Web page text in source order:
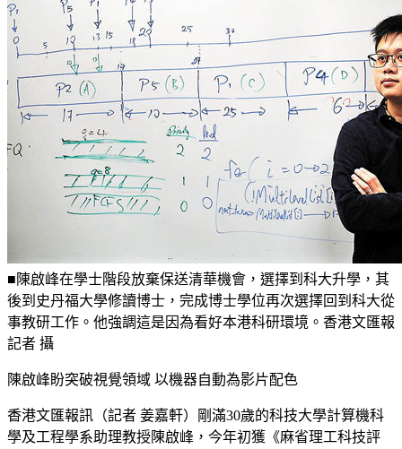
■陳啟峰在學士階段放棄保送清華機會，選擇到科大升學，其
後到史丹福大學修讀博士，完成博士學位再次選擇回到科大從
事教研工作。他強調這是因為看好本港科研環境。香港文匯報
記者 攝
陳啟峰盼突破視覺領域 以機器自動為影片配色
香港文匯報訊（記者 姜嘉軒）剛滿30歲的科技大學計算機科
學及工程學系助理教授陳啟峰，今年初獲《麻省理工科技評